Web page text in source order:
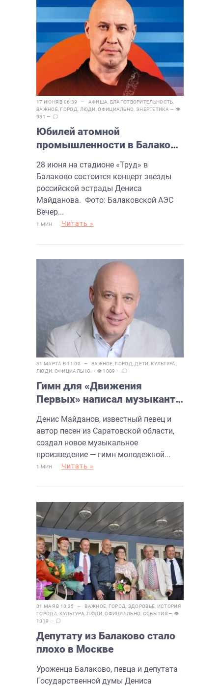
17 ИЮНЯ В 06:39 — АФИША БЛАГОТВОРИТЕЛЬНОСТЬ
ВАЖНОЕ, ГОРОД ЛЮДИ ,ОФИЦИАЛЬНО ЭНЕРГЕТИКА — 👁
981 —
Юбилей атомной
промышленности в Балаково
Майданова
28 июня на стадионе «Труд» в
Балаково состоится концерт звезды
российской эстрады Дениса
Майданова. Фото: Балаковской АЭС
Вечер...
1 МИН Читать »
31 МАРТА В 11:00 — ВАЖНОЕ ГОРОД ДЕТИ КУЛЬТУРА
ЛЮДИ ОФИЦИАЛЬНО— 👁 1009 —
Гимн для «Движения
Первых» написал музыкант
Денис Майданов, известный певец и
автор песен из Саратовской области,
создал новое музыкальное
произведение — гимн молодежной...
1 МИН Читать »
01 МАЯ В 10:35 — ВАЖНОЕ ГОРОД ЗДОРОВЬЕ ИСТОРИЯ
ГОРОДА КУЛЬТУРА ЛЮДИ ,ОФИЦИАЛЬНО СОБЫТИЯ— 👁
1019 —
Депутату из Балаково стало
плохо в Москве
Уроженца Балаково, певца и депутата
Государственной думы Дениса